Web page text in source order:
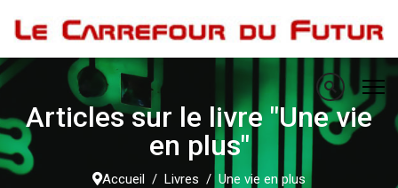
Articles sur le livre "Une vie
en plus"
Accueil Livres
Une vie en plus